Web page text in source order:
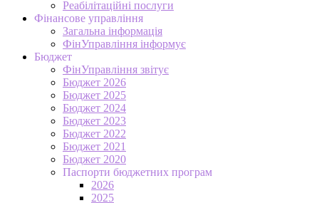
Реабілітаційні послуги
Фінансове управління
Загальна інформація
ФінУправління інформує
Бюджет
ФінУправління звітує
Бюджет 2026
Бюджет 2025
Бюджет 2024
Бюджет 2023
Бюджет 2022
Бюджет 2021
Бюджет 2020
Паспорти бюджетних програм
2026
2025